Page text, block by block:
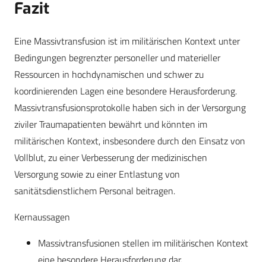
Fazit
Eine Massivtransfusion ist im militärischen Kontext unter
Bedingungen begrenzter personeller und materieller
Ressourcen in hochdynamischen und schwer zu
koordinierenden Lagen eine besondere Herausforderung.
Massivtransfusionsprotokolle haben sich in der Versorgung
ziviler Traumapatienten bewährt und könnten im
militärischen Kontext, insbesondere durch den Einsatz von
Vollblut, zu einer Verbesserung der medizinischen
Versorgung sowie zu einer Entlastung von
sanitätsdienstlichem Personal beitragen.
Kernaussagen
Massivtransfusionen stellen im militärischen Kontext